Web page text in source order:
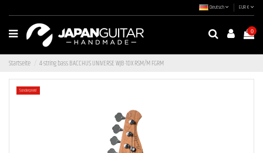
Deutsch EUR €
0
Startseite 4-string bass BACCHUS UNIVERSE WJB-1DX RSM/M FGRM
Sonderpreis!